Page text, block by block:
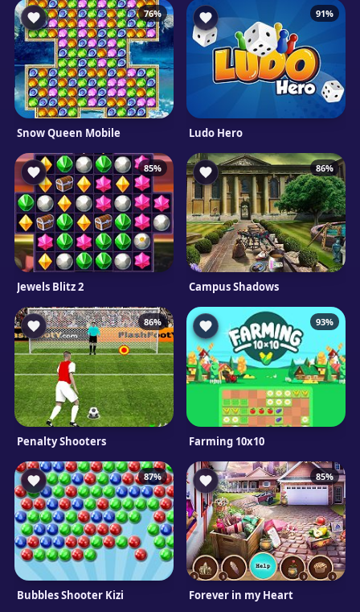
76%
Snow Queen Mobile
91%
Ludo Hero
85%
Jewels Blitz 2
86%
Campus Shadows
86%
Penalty Shooters
93%
Farming 10x10
87%
Bubbles Shooter Kizi
85%
Forever in my Heart